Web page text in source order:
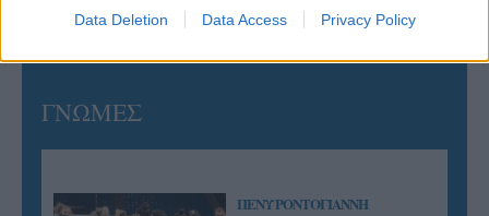
Data Deletion Data Access Privacy Policy
ΓΝΩΜΕΣ
ΠΕΝΥ ΡΟΝΤΟΓΙΑΝΝΗ